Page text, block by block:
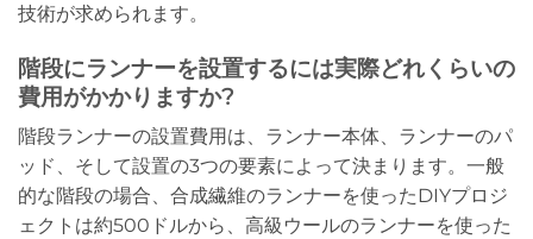
技術が求められます。
階段にランナーを設置するには実際どれくらいの
費用がかかりますか?
階段ランナーの設置費用は、ランナー本体、ランナーのパ
ッド、そして設置の3つの要素によって決まります。一般
的な階段の場合、合成繊維のランナーを使ったDIYプロジ
ェクトは約500ドルから、高級ウールのランナーを使った